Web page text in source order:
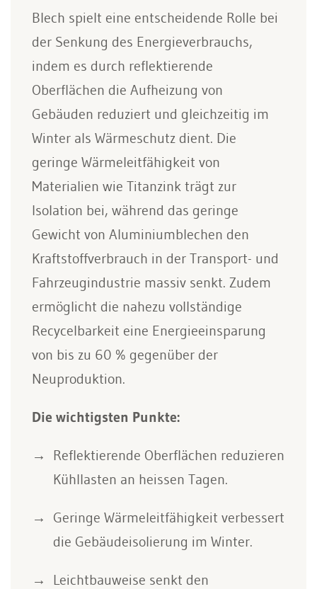
Blech spielt eine entscheidende Rolle bei
der Senkung des Energieverbrauchs,
indem es durch reflektierende
Oberflächen die Aufheizung von
Gebäuden reduziert und gleichzeitig im
Winter als Wärmeschutz dient. Die
geringe Wärmeleitfähigkeit von
Materialien wie Titanzink trägt zur
Isolation bei, während das geringe
Gewicht von Aluminiumblechen den
Kraftstoffverbrauch in der Transport- und
Fahrzeugindustrie massiv senkt. Zudem
ermöglicht die nahezu vollständige
Recycelbarkeit eine Energieeinsparung
von bis zu 60 % gegenüber der
Neuproduktion.
Die wichtigsten Punkte:
Reflektierende Oberflächen reduzieren
Kühllasten an heissen Tagen.
Geringe Wärmeleitfähigkeit verbessert
die Gebäudeisolierung im Winter.
Leichtbauweise senkt den